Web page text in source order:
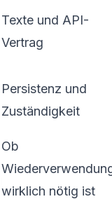
Texte und API-
Vertrag
Persistenz und
Zuständigkeit
Ob
wirklich nötig ist